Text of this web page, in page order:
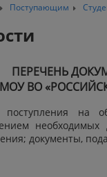
Поступающим
ПЕРЕЧЕНЬ
МОУ ВО
поступления на
необходимых
документы,